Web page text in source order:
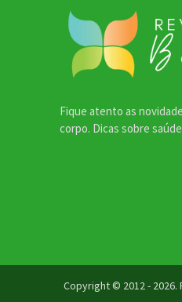
Fique atento as
corpo. Dicas sobre
Copyright © 2012 -